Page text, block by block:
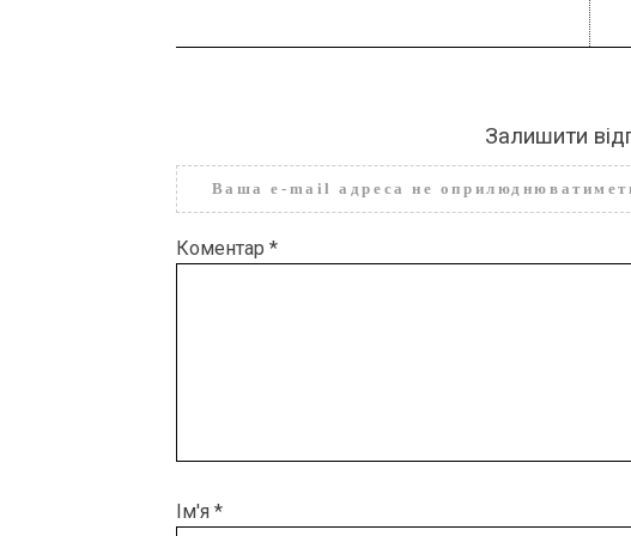
Залишити
Ваша e-mail адреса не
Коментар *
Ім'я *